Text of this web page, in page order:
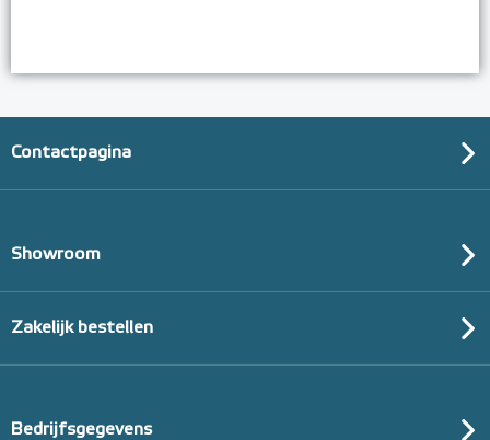
Contactpagina
Showroom
Zakelijk bestellen
Bedrijfsgegevens